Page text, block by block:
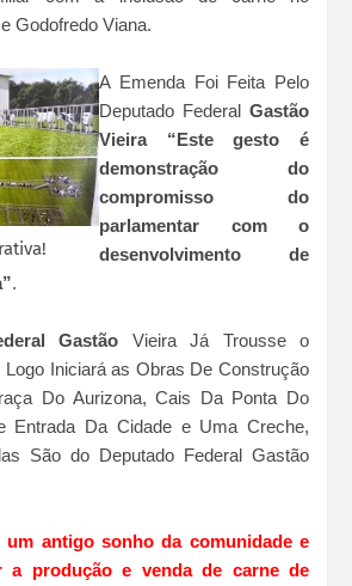
Godofredo Viana.
A Emenda Foi Feita Pelo
Deputado Federal Gastão
Vieira
“Este gesto é
demonstração do
compromisso do
parlamentar com o
desenvolvimento de
.
Gastão Vieira Já Trousse o
Iniciará as Obras De Construção
Do Aurizona, Cais Da Ponta Do
Entrada Da Cidade e Uma Creche,
São do Deputado Federal Gastão
um antigo sonho da comunidade e
a produção e venda de carne de